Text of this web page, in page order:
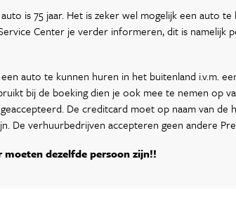
is 75 jaar. Het is zeker wel mogelijk een auto
Center je verder informeren, dit is namelijk
auto te kunnen huren in het buitenland i.v.m.
bij de boeking dien je ook mee te nemen op
De creditcard moet op naam van
De verhuurbedrijven accepteren geen andere
dezelfde persoon zijn!!